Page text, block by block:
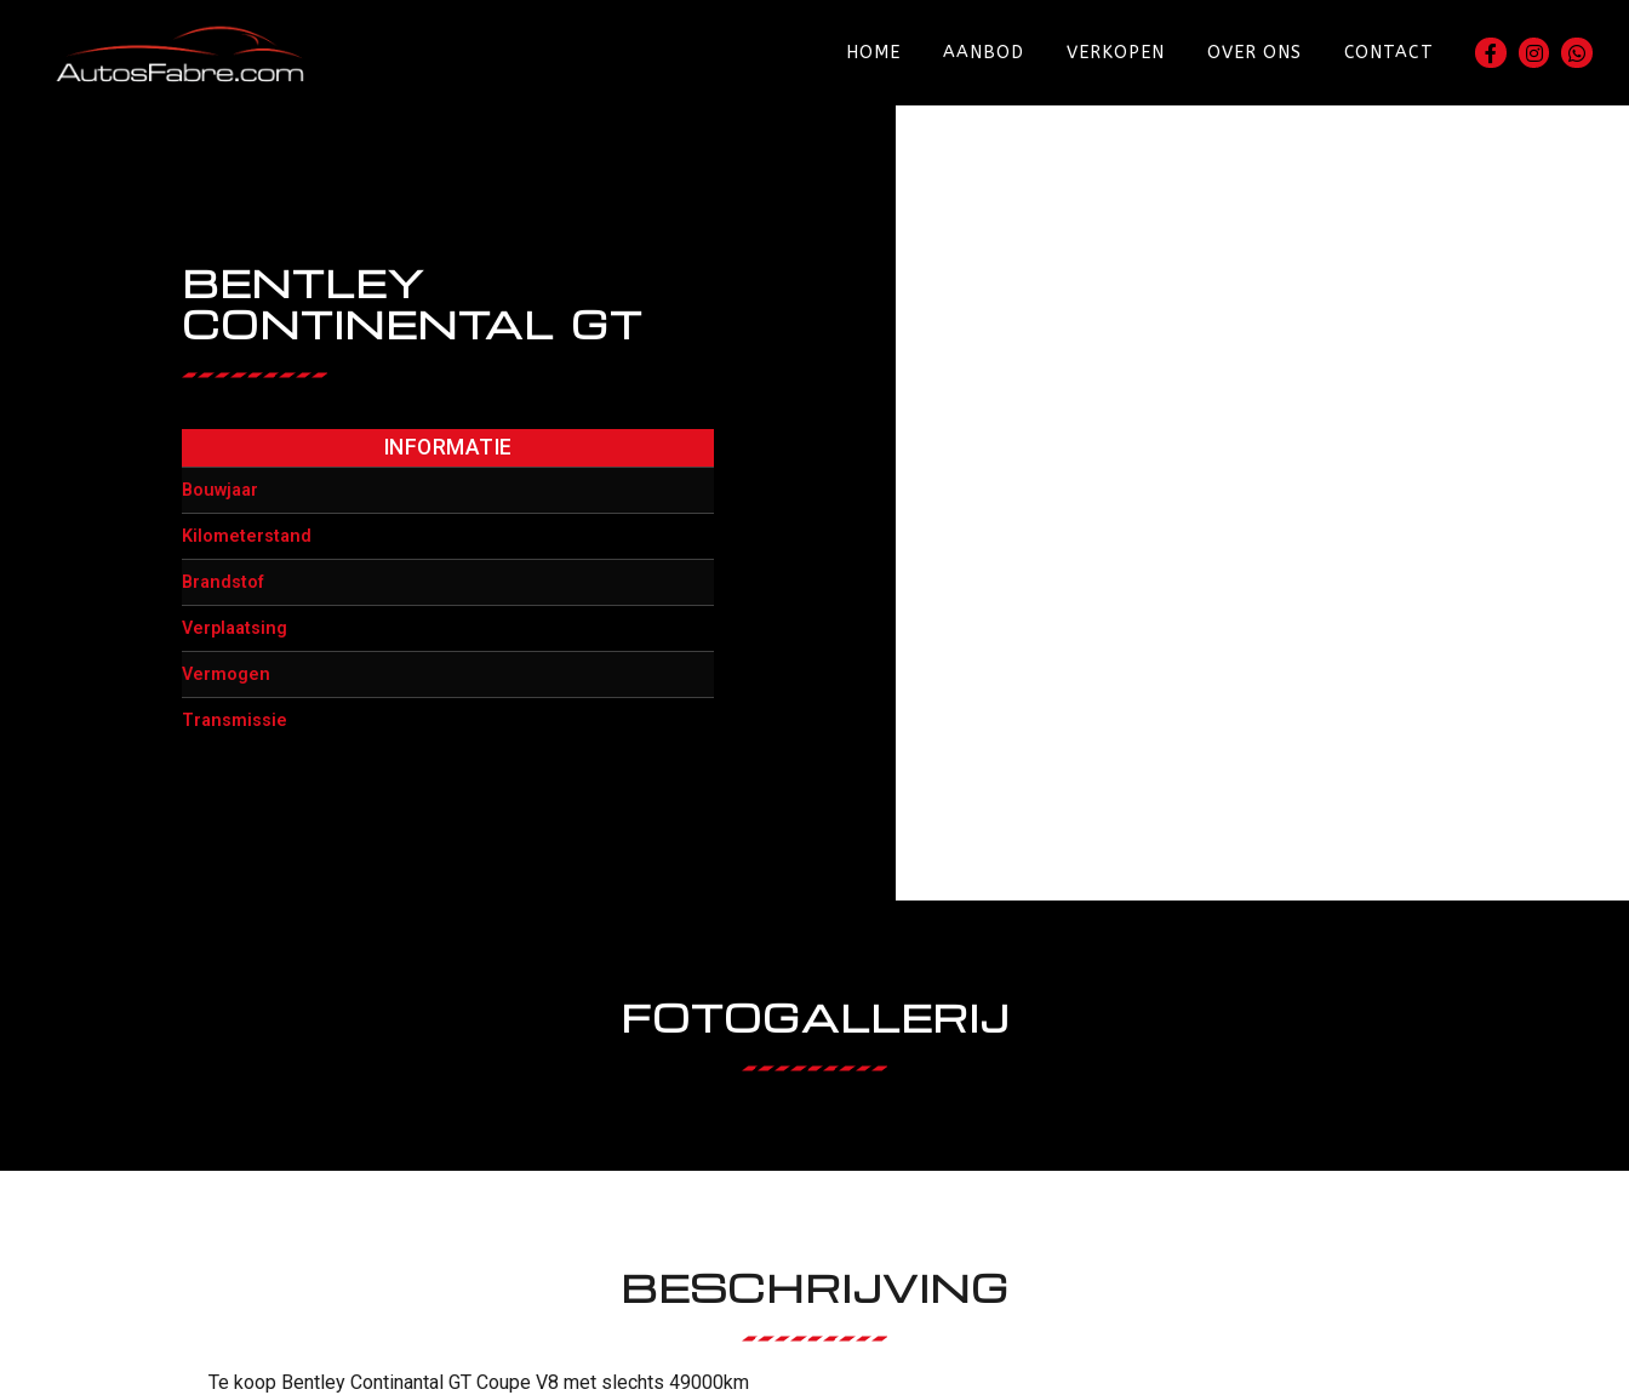
HOME AANBOD VERKOPEN OVER ONS CONTACT
BENTLEY
CONTINENTAL GT
INFORMATIE
Bouwjaar
Kilometerstand
Brandstof
Verplaatsing
Vermogen
Transmissie
FOTOGALLERIJ
BESCHRIJVING
Te koop Bentley Continantal GT Coupe V8 met slechts 49000km